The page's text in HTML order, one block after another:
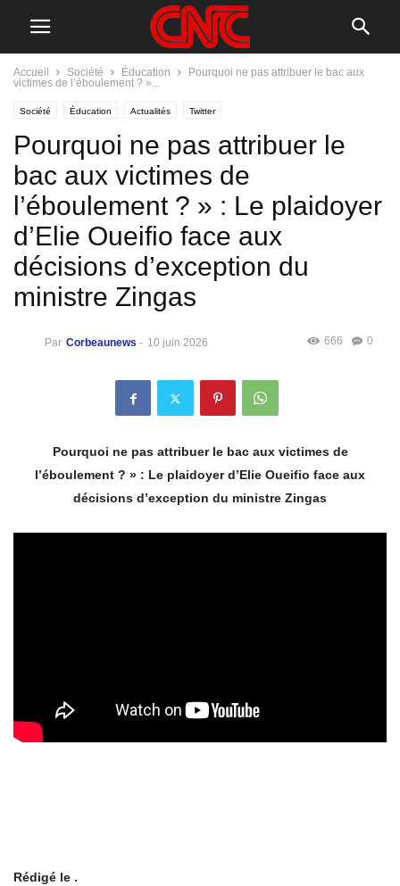
Accueil Société Éducation
Pourquoi ne pas attribuer le bac aux
victimes de l’éboulement ? »...
Société Éducation Actualités Twitter
Pourquoi ne pas attribuer le
bac aux victimes de
l’éboulement ? » : Le plaidoyer
d’Elie Oueifio face aux
décisions d’exception du
ministre Zingas
Par Corbeaunews - 10 juin 2026 0
666
Pourquoi ne pas attribuer le bac aux victimes de
l’éboulement ? » : Le plaidoyer d’Elie Oueifio face aux
décisions d’exception du ministre Zingas
Rédigé le .